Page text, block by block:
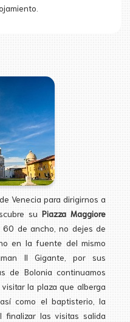
Venecia para dirigirnos a
su Piazza Maggiore
60 de ancho, no dejes de
en la fuente del mismo
Il Gigante, por sus
de Bolonia continuamos
la plaza que alberga
como el baptisterio, la
finalizar las visitas salida